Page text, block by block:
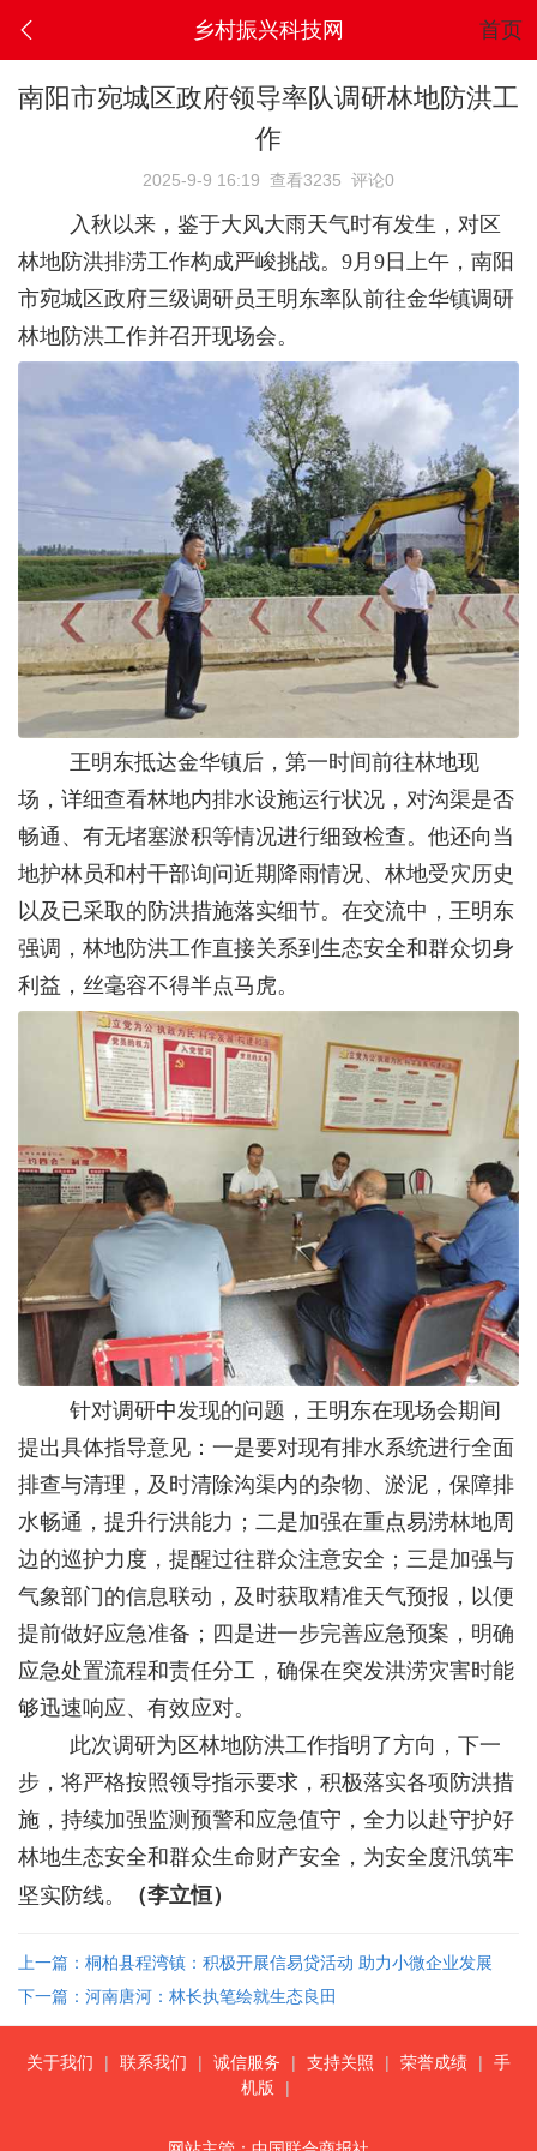
乡村振兴科技网 首页
南阳市宛城区政府领导率队调研林地防洪工
作
2025-9-9 16:19 查看3235 评论0
入秋以来，鉴于大风大雨天气时有发生，对区
林地防洪排涝工作构成严峻挑战。9月9日上午，南阳
市宛城区政府三级调研员王明东率队前往金华镇调研
林地防洪工作并召开现场会。
王明东抵达金华镇后，第一时间前往林地现
场，详细查看林地内排水设施运行状况，对沟渠是否
畅通、有无堵塞淤积等情况进行细致检查。他还向当
地护林员和村干部询问近期降雨情况、林地受灾历史
以及已采取的防洪措施落实细节。在交流中，王明东
强调，林地防洪工作直接关系到生态安全和群众切身
利益，丝毫容不得半点马虎。
针对调研中发现的问题，王明东在现场会期间
提出具体指导意见：一是要对现有排水系统进行全面
排查与清理，及时清除沟渠内的杂物、淤泥，保障排
水畅通，提升行洪能力；二是加强在重点易涝林地周
边的巡护力度，提醒过往群众注意安全；三是加强与
气象部门的信息联动，及时获取精准天气预报，以便
提前做好应急准备；四是进一步完善应急预案，明确
应急处置流程和责任分工，确保在突发洪涝灾害时能
够迅速响应、有效应对。
此次调研为区林地防洪工作指明了方向，下一
步，将严格按照领导指示要求，积极落实各项防洪措
施，持续加强监测预警和应急值守，全力以赴守护好
林地生态安全和群众生命财产安全，为安全度汛筑牢
坚实防线。
（李立恒）
上一篇：桐柏县程湾镇：积极开展信易贷活动 助力小微企业发展
下一篇：河南唐河：林长执笔绘就生态良田
关于我们 | 联系我们 | 诚信服务 | 支持关照 | 荣誉成绩 |
手
机版
|